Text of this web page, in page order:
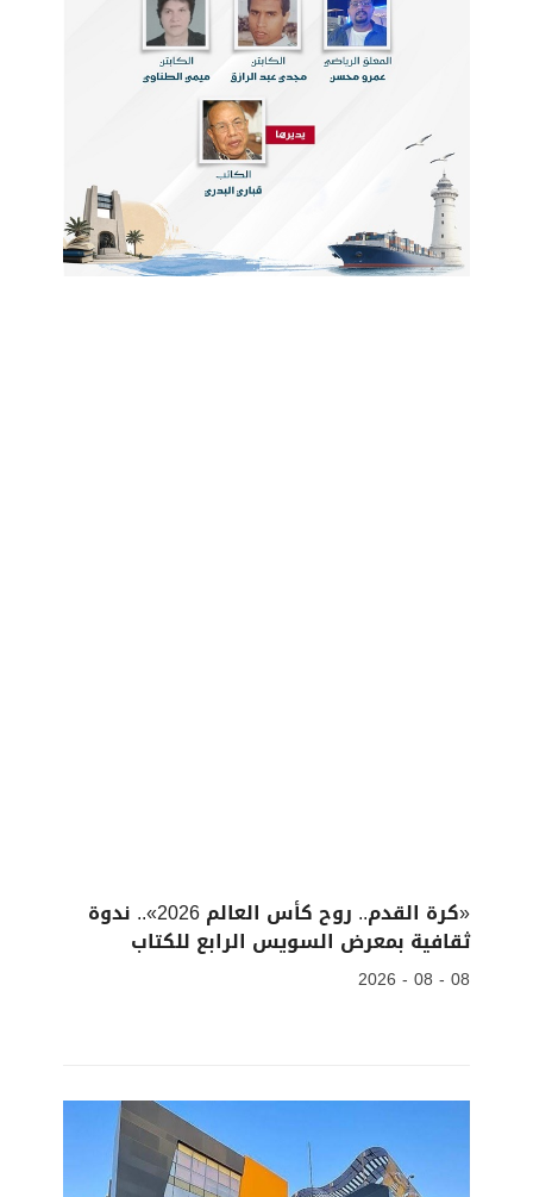
«كرة القدم.. روح كأس العالم 2026».. ندوة
ثقافية بمعرض السويس الرابع للكتاب
08 - 08 - 2026